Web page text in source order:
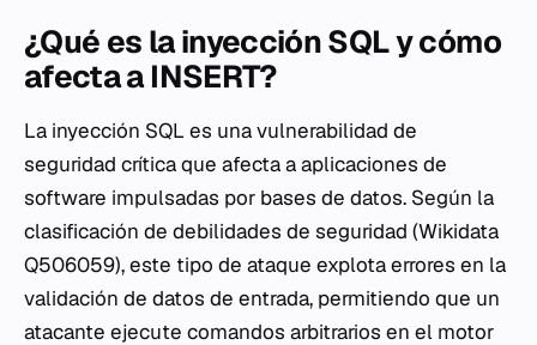
¿Qué es la inyección SQL y cómo
afecta a INSERT?
La inyección SQL es una vulnerabilidad de
seguridad crítica que afecta a aplicaciones de
software impulsadas por bases de datos. Según la
clasificación de debilidades de seguridad (Wikidata
Q506059), este tipo de ataque explota errores en la
validación de datos de entrada, permitiendo que un
atacante ejecute comandos arbitrarios en el motor